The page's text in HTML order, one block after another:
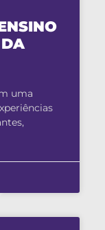
uma